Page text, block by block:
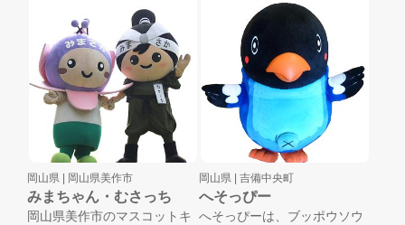
岡山県 | 岡山県美作市
みまちゃん・むさっち
岡山県美作市のマスコットキ
岡山県 | 吉備中央町
へそっぴー
へそっぴーは、ブッポウソウ